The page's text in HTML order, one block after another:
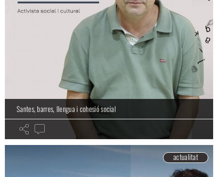
Santes, barres, llengua i cohesió social
actualitat